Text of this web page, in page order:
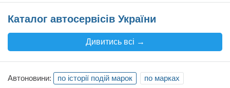
Каталог автосервісів України
Дивитись всі →
Автоновини: по історії подій марок
по марках